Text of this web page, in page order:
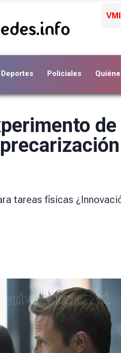
Deportes Policiales
tareas físicas